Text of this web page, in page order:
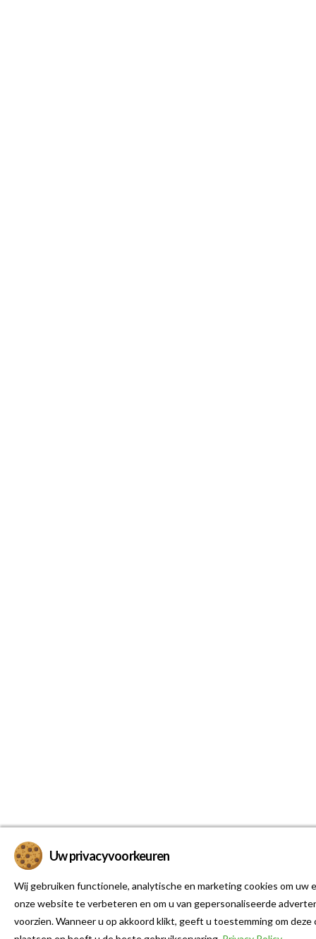
Uw privacyvoorkeuren
Wij gebruiken functionele, analytische en marketing cookies om uw
onze website te verbeteren en om u van gepersonaliseerde
voorzien. Wanneer u op akkoord klikt, geeft u toestemming om deze